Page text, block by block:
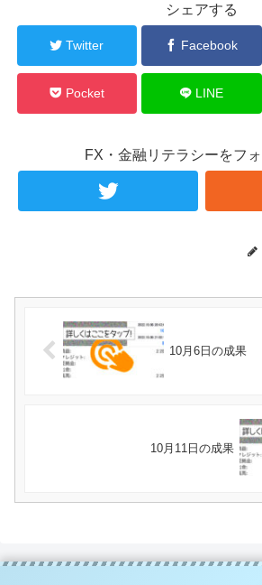
シェアする
Twitter Facebook
Pocket LINE
FX・金融リテラシーをフ
10月6日の成果
10月11日の成果